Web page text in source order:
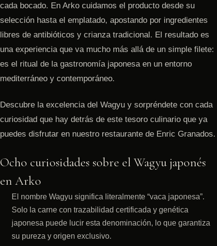
cada bocado. En Arko cuidamos el producto desde su
selección hasta el emplatado, apostando por ingredientes
libres de antibióticos y crianza tradicional. El resultado es
una experiencia que va mucho más allá de un simple filete:
es el ritual de la gastronomía japonesa en un entorno
mediterráneo y contemporáneo.
Descubre la excelencia del Wagyu y sorpréndete con cada
curiosidad que hay detrás de este tesoro culinario que ya
puedes disfrutar en nuestro restaurante de Enric Granados.
Ocho curiosidades sobre el Wagyu japonés
en Arko
El nombre Wagyu significa literalmente “vaca japonesa”.
Solo la carne con trazabilidad certificada y genética
japonesa puede lucir esta denominación, lo que garantiza
su pureza y origen exclusivo.